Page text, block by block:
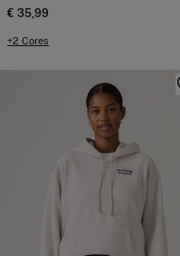
€ 35,99
+2 Cores